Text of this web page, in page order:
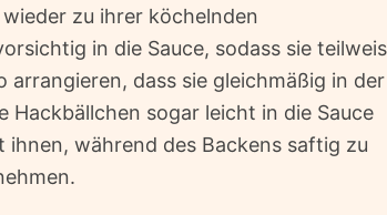
zu ihrer köchelnden
in die Sauce, sodass sie
dass sie gleichmäßig in der
Hackbällchen sogar leicht in die Sauce
während des Backens saftig zu